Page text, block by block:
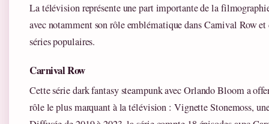
La télévision représente une part importante de la
avec notamment son rôle emblématique dans Carnival Row et
séries populaires.
Carnival Row
Cette série dark fantasy steampunk avec Orlando Bloom a
rôle le plus marquant à la télévision : Vignette Stonemoss,